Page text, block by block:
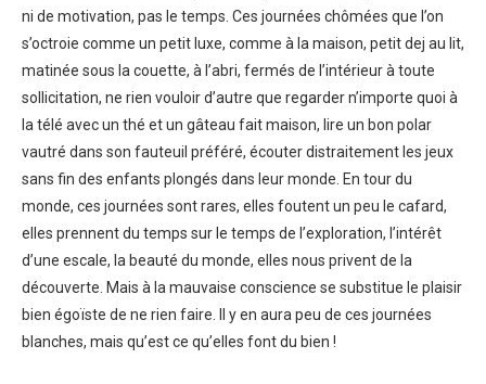
ni de motivation, pas le temps. Ces journées chômées que l’on
s’octroie comme un petit luxe, comme à la maison, petit dej au lit,
matinée sous la couette, à l’abri, fermés de l’intérieur à toute
sollicitation, ne rien vouloir d’autre que regarder n’importe quoi à
la télé avec un thé et un gâteau fait maison, lire un bon polar
vautré dans son fauteuil préféré, écouter distraitement les jeux
sans fin des enfants plongés dans leur monde. En tour du
monde, ces journées sont rares, elles foutent un peu le cafard,
elles prennent du temps sur le temps de l’exploration, l’intérêt
d’une escale, la beauté du monde, elles nous privent de la
découverte. Mais à la mauvaise conscience se substitue le plaisir
bien égoïste de ne rien faire. Il y en aura peu de ces journées
blanches, mais qu’est ce qu’elles font du bien !